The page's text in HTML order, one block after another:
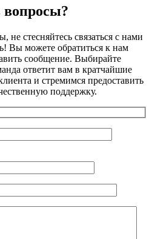
вопросы?
не стесняйтесь связаться с нами
Вы можете обратиться к нам
сообщение. Выбирайте
ответит вам в кратчайшие
и стремимся предоставить
поддержку.